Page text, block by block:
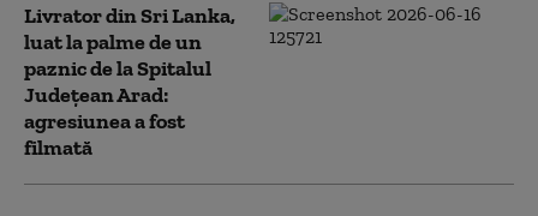
Livrator din Sri Lanka,
luat la palme de un
paznic de la Spitalul
Județean Arad:
agresiunea a fost
filmată